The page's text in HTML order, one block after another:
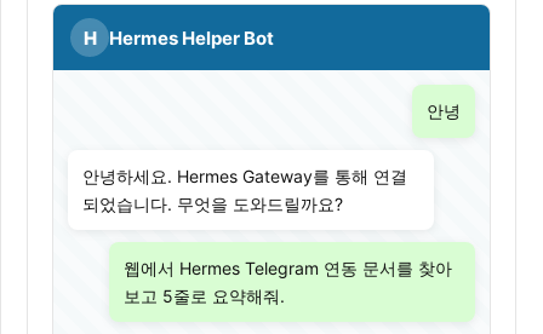
H Hermes Helper Bot
안녕
안녕하세요. Hermes Gateway를 통해 연결
되었습니다. 무엇을 도와드릴까요?
웹에서 Hermes Telegram 연동 문서를 찾아
보고 5줄로 요약해줘.